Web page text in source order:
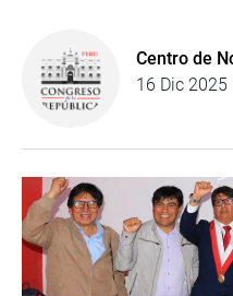
Centro de
16 Dic 2025